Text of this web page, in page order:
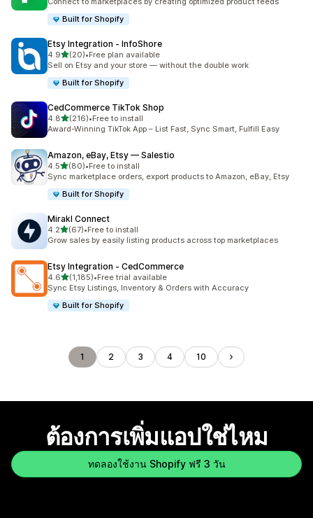
Built for Shopify
Etsy Integration ‑ InfoShore
4.9เต็ม 5 ดาว
(20)
ทั้งหมด 20 รีวิว
•Free plan available
Sell on Etsy and your store — without the double work
Built for Shopify
CedCommerce TikTok Shop
4.8เต็ม 5 ดาว
(216)
ทั้งหมด 216 รีวิว
•Free to install
Award-Winning TikTok App – List Fast, Sync Smart, Fulfill Easy
Amazon, eBay, Etsy — Salestio
4.5เต็ม 5 ดาว
(80)
ทั้งหมด 80 รีวิว
•Free to install
Sync marketplace orders, export products to Amazon, eBay, Etsy
Built for Shopify
Mirakl Connect
4.2เต็ม 5 ดาว
(67)
ทั้งหมด 67 รีวิว
•Free to install
Grow sales by easily listing products across top marketplaces
Etsy Integration ‑ CedCommerce
4.6เต็ม 5 ดาว
(1,185)
ทั้งหมด 1185 รีวิว
•Free trial available
Sync Etsy Listings, Inventory & Orders with Accuracy
Built for Shopify
1 2 3 4 10
ต้องการเพิ่มแอปใช่ไหม
ทดลองใช้งาน Shopify ฟรี 3 วัน